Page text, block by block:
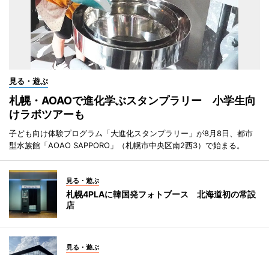
見る・遊ぶ
札幌・AOAOで進化学ぶスタンプラリー 小学生向
けラボツアーも
子ども向け体験プログラム「大進化スタンプラリー」が8月8日、都市
型水族館「AOAO SAPPORO」（札幌市中央区南2西3）で始まる。
見る・遊ぶ
札幌4PLAに韓国発フォトブース 北海道初の常設
店
見る・遊ぶ